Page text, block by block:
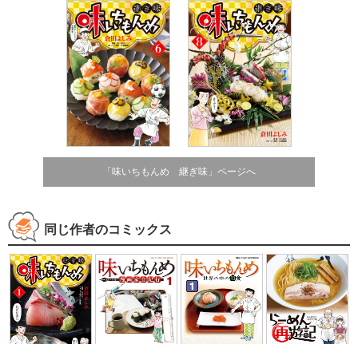
「味いちもんめ 継ぎ味」ページへ
同じ作者のコミックス